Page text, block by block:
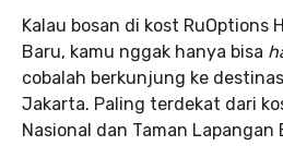
Kalau bosan di kost RuOptions
Baru, kamu nggak hanya bisa
cobalah berkunjung ke
Jakarta. Paling terdekat dari
Nasional dan Taman Lapangan